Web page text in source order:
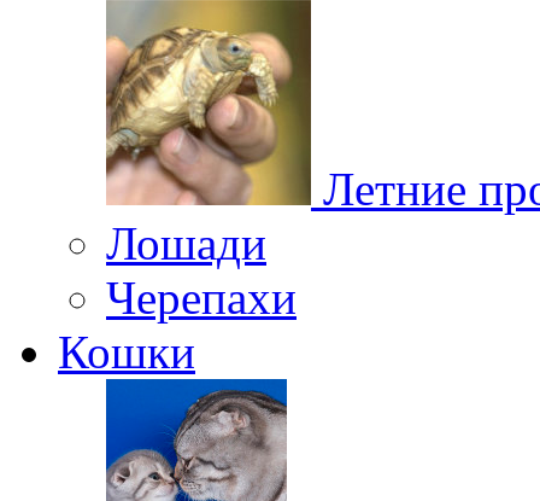
Летние
Лошади
Черепахи
Кошки